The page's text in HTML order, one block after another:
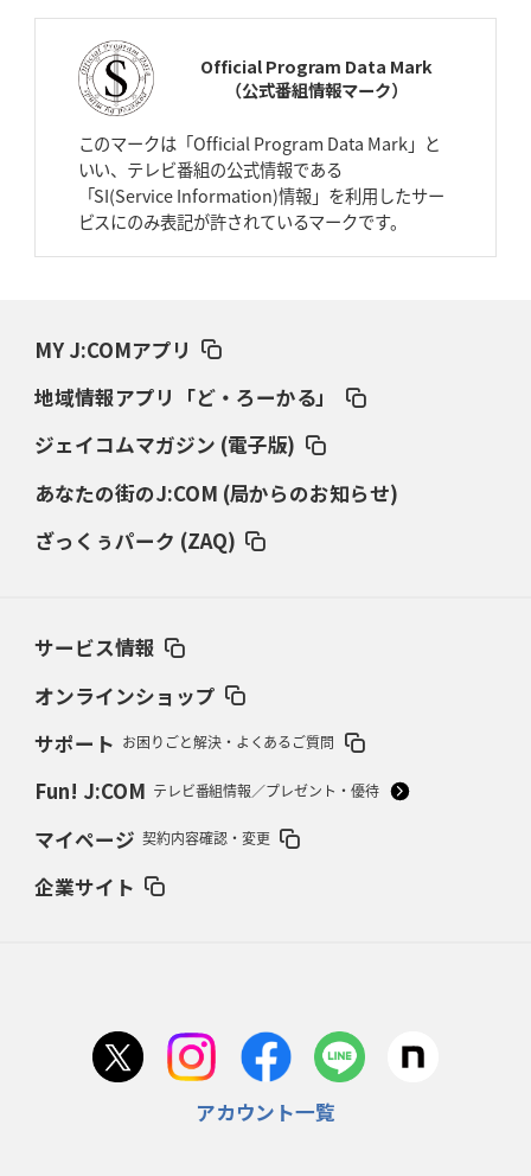
2026年4月9日(木)更新
スティーラーズ、名門復活の足音
2026年4月2日(木)更新
2026年3月26日(木)更新
AZ-COM丸和、リーグワンへ参入決定 「フィールド丸ごと計測機器」の
ダイナボアーズ、“逆輸入SO”三宅駿
「ニュージーランドのフレア（閃
2026年3月5日(木)更新
2026年2月19日(木)更新
37年女子W杯招致への課題と期待
2026年2月12日(木)更新
2026年2月5日(木)更新
占い方
首位スピアーズ、充実の攻撃力 「湧き出る」パスでトライ量産
Official Program Data Mark
（公式番組情報マーク）
このマークは「Official Program Data Mark」と
いい、テレビ番組の公式情報である
「SI(Service Information)情報」を利用したサー
ビスにのみ表記が許されているマークです。
MY J:COMアプリ
地域情報アプリ「ど・ろーかる」
ジェイコムマガジン (電子版)
あなたの街のJ:COM (局からのお知らせ)
ざっくぅパーク (ZAQ)
サービス情報
オンラインショップ
サポート お困りごと解決・よくあるご質問
Fun! J:COM テレビ番組情報／プレゼント・優待
マイページ 契約内容確認・変更
企業サイト
アカウント一覧